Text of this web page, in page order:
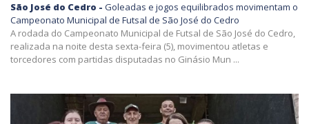
São José do Cedro - Goleadas e jogos equilibrados movimentam o
Campeonato Municipal de Futsal de São José do Cedro
A rodada do Campeonato Municipal de Futsal de São José do Cedro,
realizada na noite desta sexta-feira (5), movimentou atletas e
torcedores com partidas disputadas no Ginásio Mun ...